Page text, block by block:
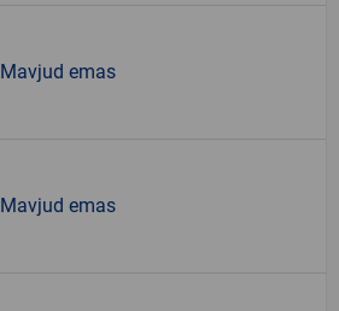
Mavjud emas
Mavjud emas